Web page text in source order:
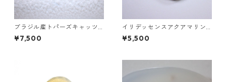
ブラジル産トパーズキャッツ
アイ ラウンドカボションルー
ス 1.6ct 6.4mm*4.3mm
¥7,500
イリデッセンスアクアマリン 2
1.9ct 24.7mm*12.9mm*7.9m
m
¥5,500